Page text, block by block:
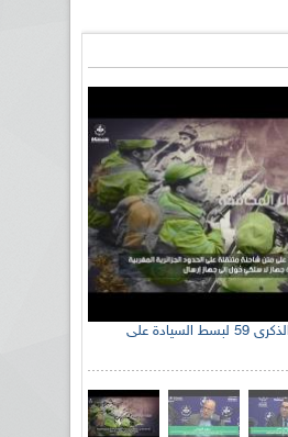
الإذاعة الجزائرية تحي الذكرى 59 لبسط السيادة على